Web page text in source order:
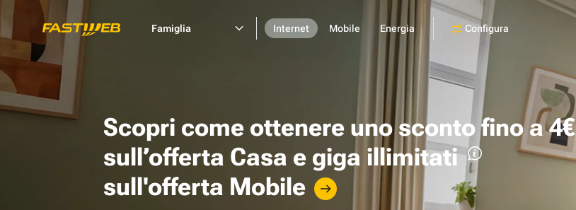
Famiglia Internet Mobile Energia Configura
Scopri come ottenere unosconto fino a 4€
sull’offerta Casa e giga illimitati
sull'offerta Mobile